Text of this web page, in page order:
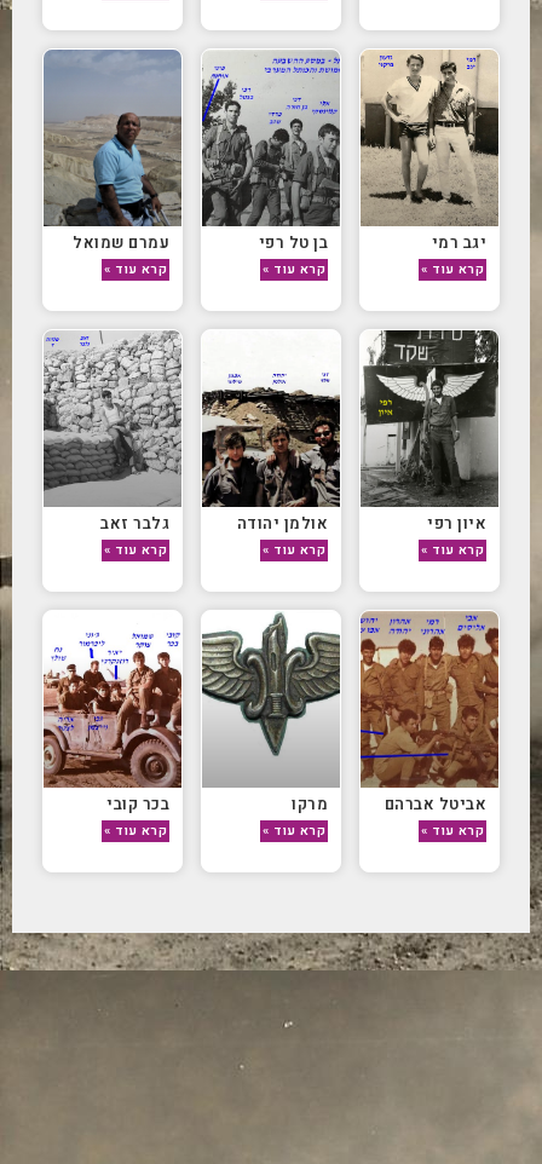
יגב רמי
קרא עוד »
בן טל רפי
קרא עוד »
עמרם שמואל
קרא עוד »
איון רפי
קרא עוד »
אולמן יהודה
קרא עוד »
גלבר זאב
קרא עוד »
אביטל אברהם
קרא עוד »
מרקו
קרא עוד »
בכר קובי
קרא עוד »